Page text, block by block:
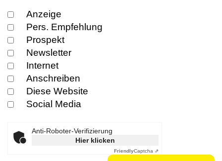
Anzeige
Pers. Empfehlung
Prospekt
Newsletter
Internet
Anschreiben
Diese Website
Social Media
Anti-Roboter-Verifizierung
Hier klicken
FriendlyCaptcha ⇗